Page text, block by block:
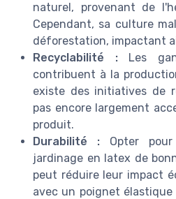
naturel, provenant de
Cependant, sa culture
déforestation, impactant
Recyclabilité :Les
contribuent à la
existe des initiatives de
pas encore largement
produit.
Durabilité : Opter
jardinage en latex de
peut réduire leur impact
avec un poignet